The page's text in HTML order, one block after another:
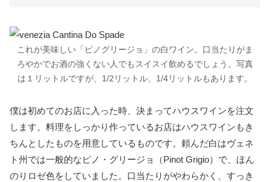
これが美味しい「ピノグリージョ」の白ワイン。口当たりがま
ろやかでお酒の強くない人でもスイスイ飲めるでしょう。写真
は１リットルですが、1/2リットル、1/4リットルもあります。
僕は初めてのお店に入った時、決まってハウスワインを注文
します。料理をしっかり作っているお店はハウスワインもき
ちんとしたものを用意しているものです。頼んだ白はヴェネ
ト州では一般的なピノ・グリージョ（Pinot Grigio）で、ほん
のりロゼ色をしていました。口当たりがやわらかく、すっき